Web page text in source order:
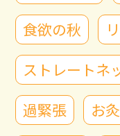
食欲の秋
ストレートネ
過緊張
お灸